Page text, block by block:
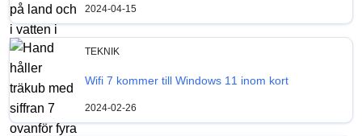
2024-04-15
TEKNIK
Wifi 7 kommer till Windows 11 inom kort
2024-02-26